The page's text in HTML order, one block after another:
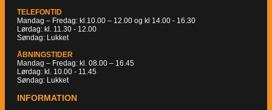
TELEFONTID
Mandag – Fredag: kl.10.00 – 12.00 og kl 14.00 - 16.30
Lørdag: kl. 11.30 - 12.00
Søndag: Lukket
ÅBNINGSTIDER
Mandag – Fredag: kl. 08.00 – 16.45
Lørdag: kl. 10.00 - 11.45
Søndag: Lukket
INFORMATION